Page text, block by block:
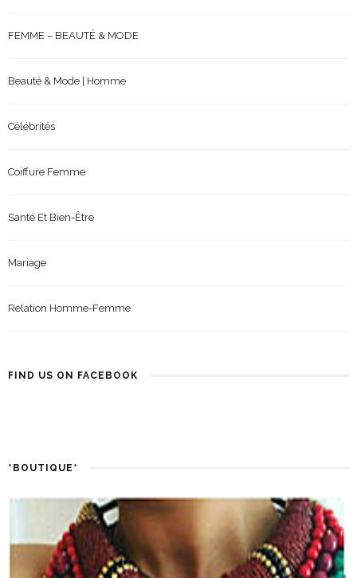
FEMME – BEAUTÉ & MODE
Beauté & Mode | Homme
Célébrités
Coiffure Femme
Santé Et Bien-Être
Mariage
Relation Homme-Femme
FIND US ON FACEBOOK
*BOUTIQUE*